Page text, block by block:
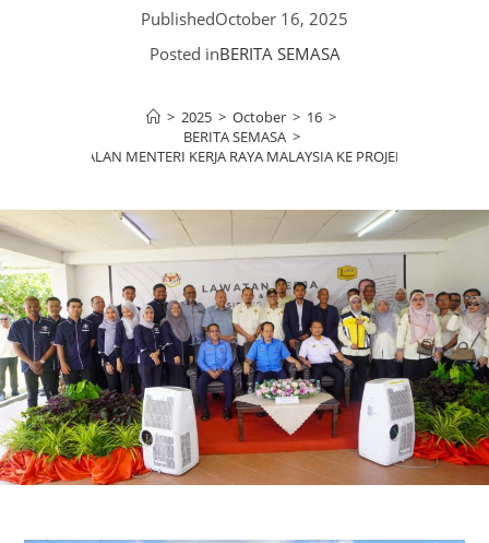
PublishedOctober 16, 2025
Posted inBERITA SEMASA
> 2025 > October > 16 >
BERITA SEMASA >
KERJA TIMBALAN MENTERI KERJA RAYA MALAYSIA KE PROJEK-PROJEK DI